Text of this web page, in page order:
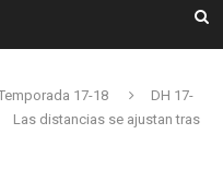
17-18
DH 17-
Las distancias se ajustan tras